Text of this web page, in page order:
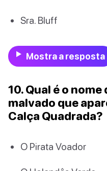
Sra. Bluff
Mostra a resposta
10. Qual é o
malvado que
Calça Quadrada?
O Pirata Voador